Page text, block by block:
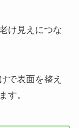
け見えにつな
で表面を整え
す。